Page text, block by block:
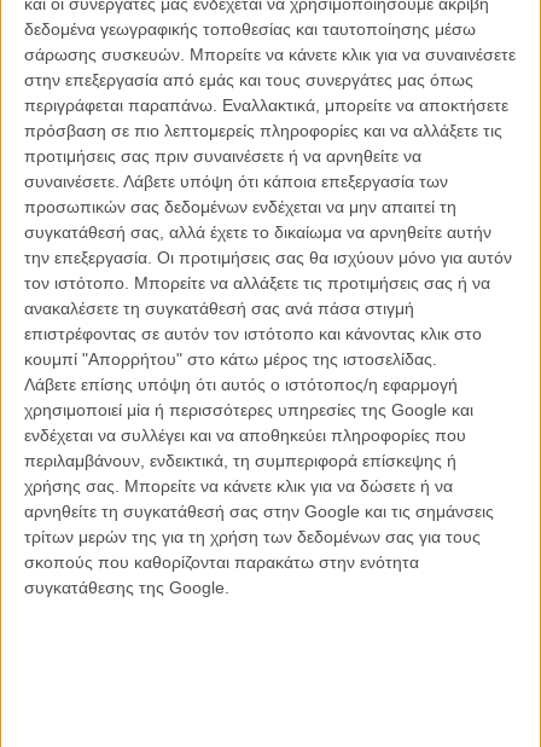
δεδομένα γεωγραφικής τοποθεσίας και ταυτοποίησης μέσω
σάρωσης συσκευών. Μπορείτε να κάνετε κλικ για να συναινέσετε
στην επεξεργασία από εμάς και τους συνεργάτες μας όπως
περιγράφεται παραπάνω. Εναλλακτικά, μπορείτε να αποκτήσετε
πρόσβαση σε πιο λεπτομερείς πληροφορίες και να αλλάξετε τις
προτιμήσεις σας πριν συναινέσετε ή να αρνηθείτε να
συναινέσετε. Λάβετε υπόψη ότι κάποια επεξεργασία των
προσωπικών σας δεδομένων ενδέχεται να μην απαιτεί τη
συγκατάθεσή σας, αλλά έχετε το δικαίωμα να αρνηθείτε αυτήν
την επεξεργασία. Οι προτιμήσεις σας θα ισχύουν μόνο για αυτόν
τον ιστότοπο. Μπορείτε να αλλάξετε τις προτιμήσεις σας ή να
ανακαλέσετε τη συγκατάθεσή σας ανά πάσα στιγμή
επιστρέφοντας σε αυτόν τον ιστότοπο και κάνοντας κλικ στο
κουμπί "Απορρήτου" στο κάτω μέρος της ιστοσελίδας.
Λάβετε επίσης υπόψη ότι αυτός ο ιστότοπος/η εφαρμογή
χρησιμοποιεί μία ή περισσότερες υπηρεσίες της Google και
ενδέχεται να συλλέγει και να αποθηκεύει πληροφορίες που
περιλαμβάνουν, ενδεικτικά, τη συμπεριφορά επίσκεψης ή
χρήσης σας. Μπορείτε να κάνετε κλικ για να δώσετε ή να
αρνηθείτε τη συγκατάθεσή σας στην Google και τις σημάνσεις
τρίτων μερών της για τη χρήση των δεδομένων σας για τους
σκοπούς που καθορίζονται παρακάτω στην ενότητα
συγκατάθεσης της Google.
Διαγωνιστικό των ταινιών Μικρού Μήκους του
Λοκάρνο
/ 15 ΙΟΥΛ 2015 Μανώλης Κρανάκης
Κάννες 2016: Αινιγματικό τρέιλερ για το «Limbo» της
Κωνσταντίνας Κοτζαμάνη
ΝΕΑ /15 ΜΑΙ 2016/ Flix Team
Βενετία 2019: Η Κωνσταντίνα Κοτζαμάνη μας ξεναγεί
στο Μπουένος Αϊρες του «Ηλεκτρικού Κύκνου» της
Γιώργος Κρασσακόπουλος
Βενετία 2019: Η συναρπαστική μυστική ζωή των
κτιρίων στον «Ηλεκτρικό Κύκνο» της Κωνσταντίνας
Κοτζαμάνη
ΝΕΑ /30 ΑΥΓ 2019/ Γιώργος Κρασσακόπουλος